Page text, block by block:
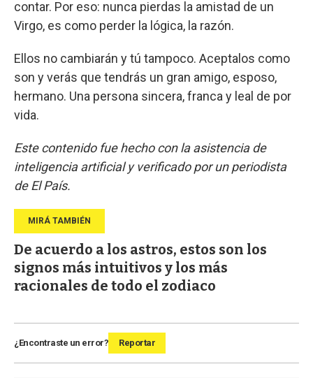
contar. Por eso: nunca pierdas la amistad de un
Virgo, es como perder la lógica, la razón.
Ellos no cambiarán y tú tampoco. Aceptalos como
son y verás que tendrás un gran amigo, esposo,
hermano. Una persona sincera, franca y leal de por
vida.
Este contenido fue hecho con la asistencia de
inteligencia artificial y verificado por un periodista
de El País.
De acuerdo a los astros, estos son los
signos más intuitivos y los más
racionales de todo el zodiaco
¿Encontraste un error? Reportar